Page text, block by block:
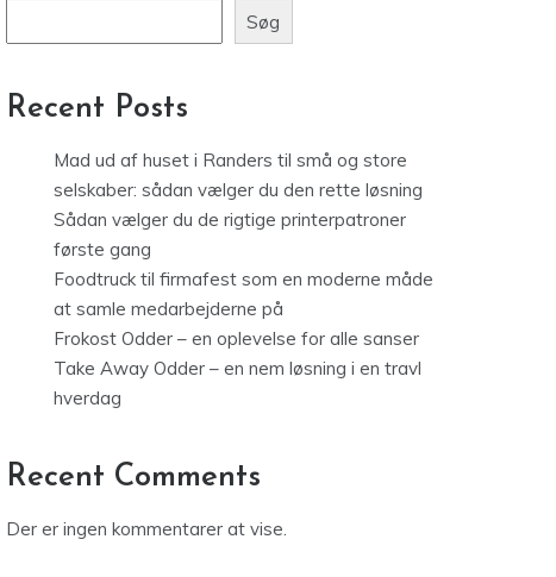
Søg
Recent Posts
Mad ud af huset i Randers til små og store
selskaber: sådan vælger du den rette løsning
Sådan vælger du de rigtige printerpatroner
første gang
Foodtruck til firmafest som en moderne måde
at samle medarbejderne på
Frokost Odder – en oplevelse for alle sanser
Take Away Odder – en nem løsning i en travl
hverdag
Recent Comments
Der er ingen kommentarer at vise.